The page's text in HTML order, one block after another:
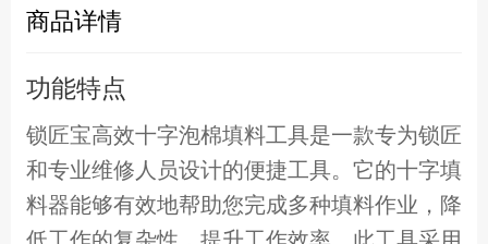
商品详情
功能特点
锁匠宝高效十字泡棉填料工具是一款专为锁匠
和专业维修人员设计的便捷工具。它的十字填
料器能够有效地帮助您完成多种填料作业，降